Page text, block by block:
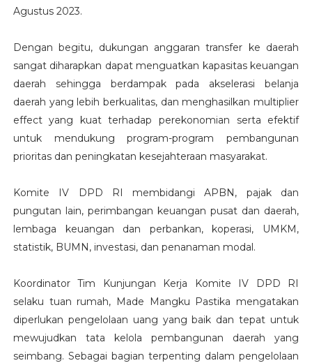
Agustus 2023.
Dengan begitu, dukungan anggaran transfer ke daerah
sangat diharapkan dapat menguatkan kapasitas keuangan
daerah sehingga berdampak pada akselerasi belanja
daerah yang lebih berkualitas, dan menghasilkan multiplier
effect yang kuat terhadap perekonomian serta efektif
untuk mendukung program-program pembangunan
prioritas dan peningkatan kesejahteraan masyarakat.
Komite IV DPD RI membidangi APBN, pajak dan
pungutan lain, perimbangan keuangan pusat dan daerah,
lembaga keuangan dan perbankan, koperasi, UMKM,
statistik, BUMN, investasi, dan penanaman modal.
Koordinator Tim Kunjungan Kerja Komite IV DPD RI
selaku tuan rumah, Made Mangku Pastika mengatakan
diperlukan pengelolaan uang yang baik dan tepat untuk
mewujudkan tata kelola pembangunan daerah yang
seimbang. Sebagai bagian terpenting dalam pengelolaan